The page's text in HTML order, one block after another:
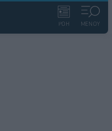
ΡΟΗ ΜΕΝΟΥ